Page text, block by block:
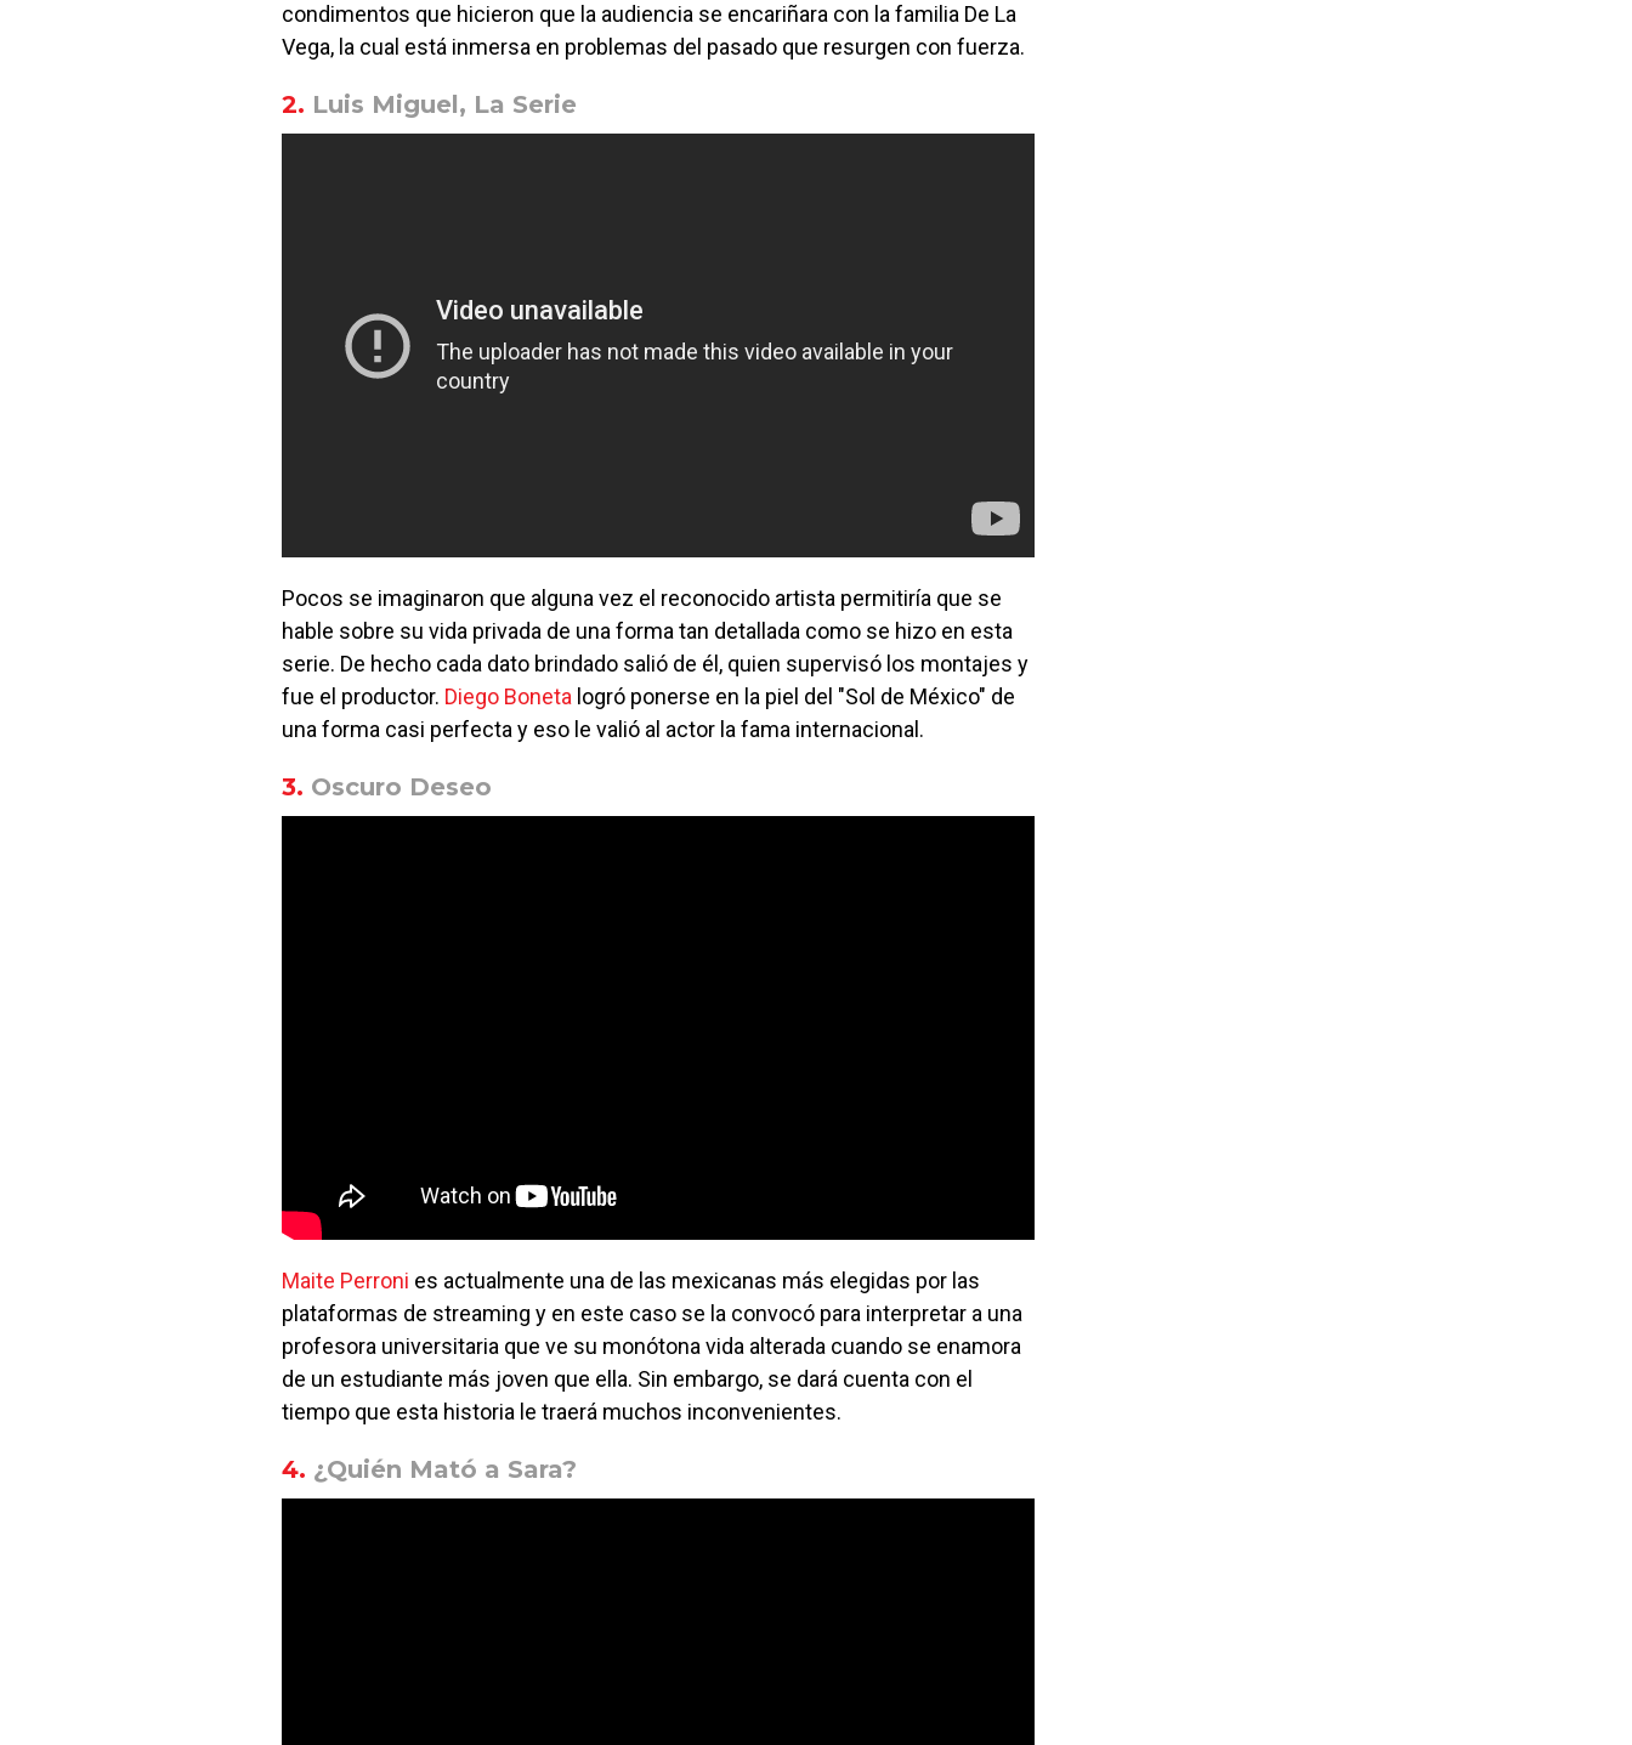
condimentos que hicieron que la audiencia se encariñara con la familia De La
Vega, la cual está inmersa en problemas del pasado que resurgen con fuerza.
2. Luis Miguel, La Serie
Pocos se imaginaron que alguna vez el reconocido artista permitiría que se
hable sobre su vida privada de una forma tan detallada como se hizo en esta
serie. De hecho cada dato brindado salió de él, quien supervisó los montajes y
fue el productor. Diego Boneta logró ponerse en la piel del "Sol de México" de
una forma casi perfecta y eso le valió al actor la fama internacional.
3. Oscuro Deseo
Maite Perroni es actualmente una de las mexicanas más elegidas por las
plataformas de streaming y en este caso se la convocó para interpretar a una
profesora universitaria que ve su monótona vida alterada cuando se enamora
de un estudiante más joven que ella. Sin embargo, se dará cuenta con el
tiempo que esta historia le traerá muchos inconvenientes.
4. ¿Quién Mató a Sara?